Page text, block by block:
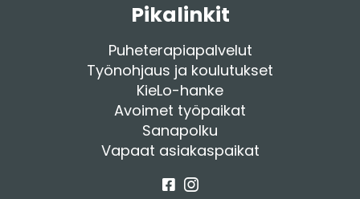
Pikalinkit
Puheterapiapalvelut
Työnohjaus ja koulutukset
KieLo-hanke
Avoimet työpaikat
Sanapolku
Vapaat asiakaspaikat
Facebook
Instagram